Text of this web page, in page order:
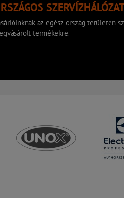
az egész ország területén
termékekre.